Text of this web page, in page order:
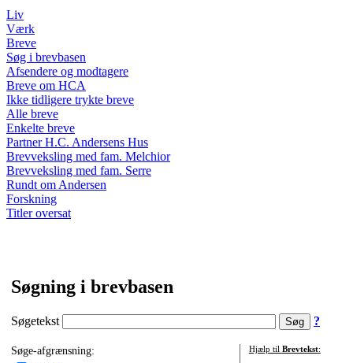
Liv
Værk
Breve
Søg i brevbasen
Afsendere og modtagere
Breve om HCA
Ikke tidligere trykte breve
Alle breve
Enkelte breve
Partner H.C. Andersens Hus
Brevveksling med fam. Melchior
Brevveksling med fam. Serre
Rundt om Andersen
Forskning
Titler oversat
Søgning i brevbasen
Søgetekst ?
Søge-afgrænsning:
Hjælp til Brevtekst: